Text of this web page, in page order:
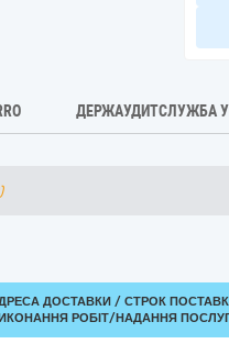
ДЕРЖАУДИТСЛУЖБА
ДОСТАВКИ / СТРОК
РОБІТ/НАДАННЯ